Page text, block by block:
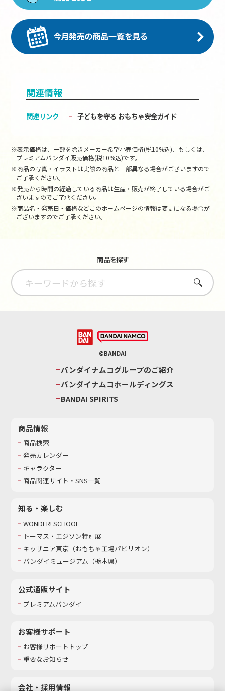
関連情報
関連リンク 子どもを守る おもちゃ安全ガイド
※表示価格は、一部を除きメーカー希望小売価格(税10%込)、もしくは、
プレミアムバンダイ販売価格(税10%込)です。
※商品の写真・イラストは実際の商品と一部異なる場合がございますので
ご了承ください。
※発売から時間の経過している商品は生産・販売が終了している場合がご
ざいますのでご了承ください。
※商品名・発売日・価格などこのホームページの情報は変更になる場合が
ございますのでご了承ください。
商品を探す
さがす
©BANDAI
バンダイナムコグループのご紹介
バンダイナムコホールディングス
BANDAI SPIRITS
商品情報
商品検索
発売カレンダー
キャラクター
商品関連サイト・SNS一覧
知る・楽しむ
WONDER! SCHOOL
トーマス・エジソン特別展
キッザニア東京（おもちゃ工場パビリオン）​
バンダイミュージアム（栃木県）
公式通販サイト
プレミアムバンダイ
お客様サポート
お客様サポートトップ
重要なお知らせ
会社・採用情報